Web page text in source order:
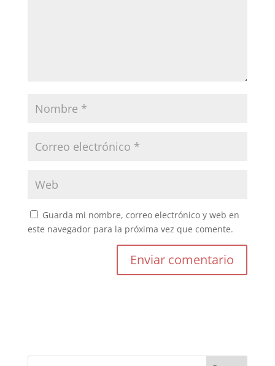
Guarda mi nombre, correo electrónico y web en
este navegador para la próxima vez que comente.